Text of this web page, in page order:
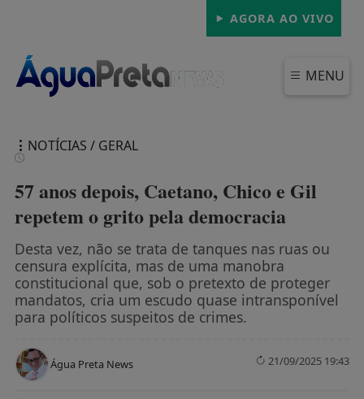
AGORA AO VIVO
MENU
FECHAR
NOTÍCIAS / GERAL
57 anos depois, Caetano, Chico e Gil
repetem o grito pela democracia
Desta vez, não se trata de tanques nas ruas ou
censura explícita, mas de uma manobra
constitucional que, sob o pretexto de proteger
mandatos, cria um escudo quase intransponível
para políticos suspeitos de crimes.
Água Preta News 21/09/2025 19:43